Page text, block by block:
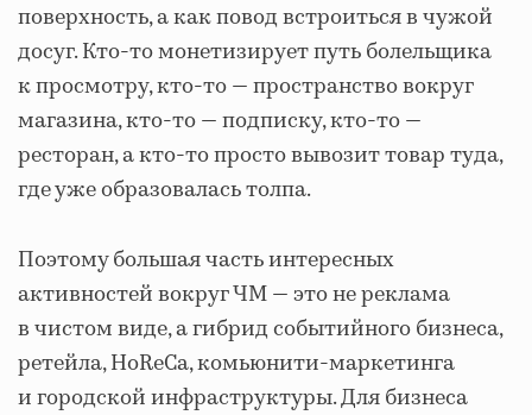
поверхность, а как повод встроиться в чужой
досуг. Кто-то монетизирует путь болельщика
к просмотру, кто-то — пространство вокруг
магазина, кто-то — подписку, кто-то —
ресторан, а кто-то просто вывозит товар туда,
где уже образовалась толпа.
Поэтому большая часть интересных
активностей вокруг ЧМ — это не реклама
в чистом виде, а гибрид событийного бизнеса,
ретейла, HoReCa, комьюнити-маркетинга
и городской инфраструктуры. Для бизнеса